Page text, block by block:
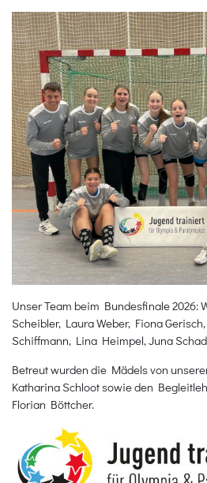
Unser Team beim Bundesfinale 2026:
Scheibler, Laura Weber, Fiona
Schiffmann, Lina Heimpel, Juna
Betreut wurden die Mädels von
Katharina Schloot sowie den
Florian Böttcher.